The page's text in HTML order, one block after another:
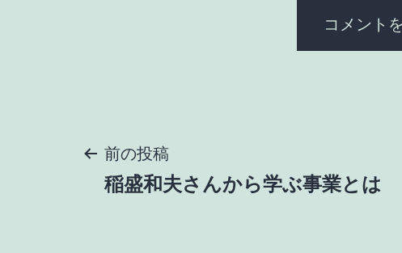
投前の投稿
稲盛和夫さんから学ぶ事業とは